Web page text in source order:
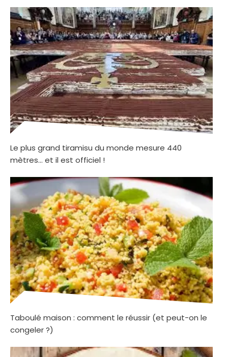
Le plus grand tiramisu du monde mesure 440
mètres… et il est officiel !
Taboulé maison : comment le réussir (et peut-on le
congeler ?)